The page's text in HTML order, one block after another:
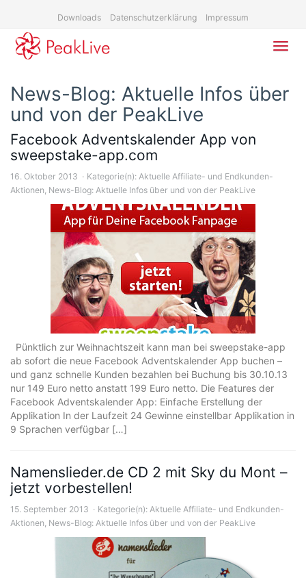
content
Downloads Datenschutzerklärung Impressum
News-Blog: Aktuelle Infos über
und von der PeakLive
Facebook Adventskalender App von
sweepstake-app.com
16. Oktober 2013 Kategorie(n): Aktuelle Affiliate- und Endkunden-
Aktionen, News-Blog: Aktuelle Infos über und von der PeakLive
Pünktlich zur Weihnachtszeit kann man bei sweepstake-app
ab sofort die neue Facebook Adventskalender App buchen –
und ganz schnelle Kunden bezahlen bei Buchung bis 30.10.13
nur 149 Euro netto anstatt 199 Euro netto. Die Features der
Facebook Adventskalender App: Einfache Erstellung der
Applikation In der Laufzeit 24 Gewinne einstellbar Applikation in
9 Sprachen verfügbar […]
Namenslieder.de CD 2 mit Sky du Mont –
jetzt vorbestellen!
15. September 2013 Kategorie(n): Aktuelle Affiliate- und Endkunden-
Aktionen, News-Blog: Aktuelle Infos über und von der PeakLive